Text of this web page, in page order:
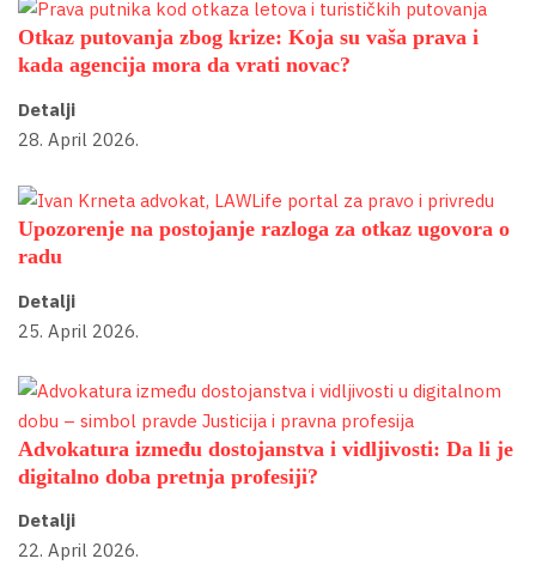
Otkaz putovanja zbog krize: Koja su vaša prava i
kada agencija mora da vrati novac?
Detalji
28. April 2026.
Upozorenje na postojanje razloga za otkaz ugovora o
radu
Detalji
25. April 2026.
Advokatura između dostojanstva i vidljivosti: Da li je
digitalno doba pretnja profesiji?
Detalji
22. April 2026.